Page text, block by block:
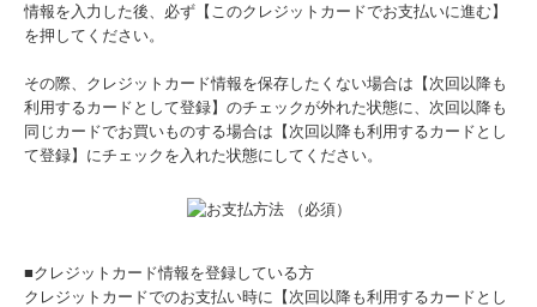
情報を入力した後、必ず【このクレジットカードでお支払いに進む】
を押してください。
その際、クレジットカード情報を保存したくない場合は【次回以降も
利用するカードとして登録】のチェックが外れた状態に、次回以降も
同じカードでお買いものする場合は【次回以降も利用するカードとし
て登録】にチェックを入れた状態にしてください。
■クレジットカード情報を登録している方
クレジットカードでのお支払い時に【次回以降も利用するカードとし